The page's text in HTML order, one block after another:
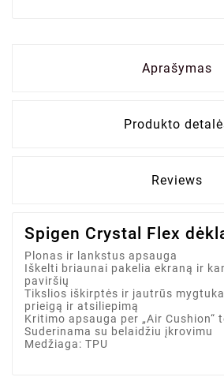
Aprašymas
Produkto
Reviews
Spigen Crystal Flex
Plonas ir lankstus apsauga
Iškelti briaunai pakelia ekraną ir
paviršių
Tikslios iškirptės ir jautrūs
prieigą ir atsiliepimą
Kritimo apsauga per „Air Cushion“
Suderinama su belaidžiu įkrovimu
Medžiaga: TPU